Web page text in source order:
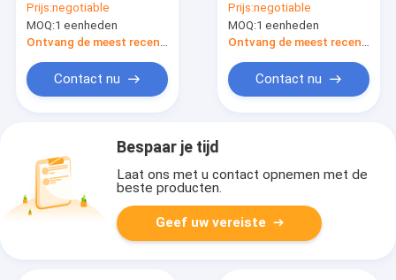
Desktoptelefoon
met Hotspot van SIM
Card And WIFI
Prijs:negotiable
MOQ:1 eenheden
Ontvang de meest recente Prijs
Contact nu
Telefoon Bluetooth
4,0 SMS-
Nummerweergave
Prijs:negotiable
MOQ:1 eenheden
Ontvang de meest recente Prijs
Contact nu
Bespaar je tijd
Laat ons met u contact opnemen met de
beste producten.
Geef uw vereiste